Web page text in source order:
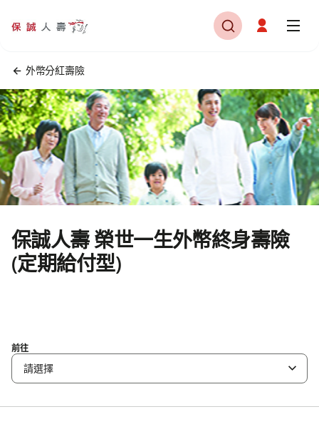
外幣分紅壽險
保誠人壽榮世一生外幣終身壽險
(定期給付型)
前往
請選擇